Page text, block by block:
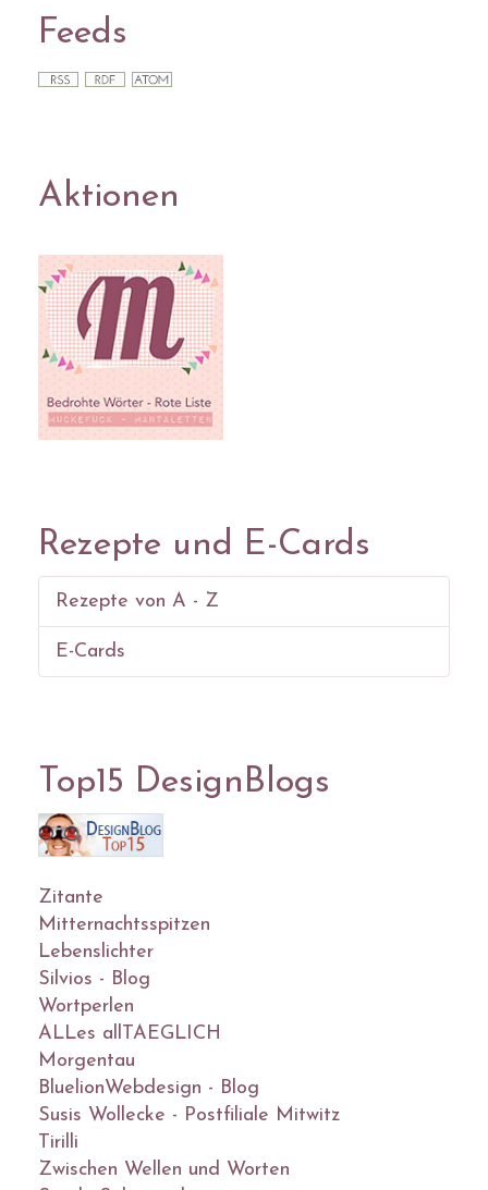
Feeds
Aktionen
Rezepte und E-Cards
Rezepte von A - Z
E-Cards
Top15 DesignBlogs
Zitante
Mitternachtsspitzen
Lebenslichter
Silvios - Blog
Wortperlen
ALLes allTAEGLICH
Morgentau
BluelionWebdesign - Blog
Susis Wollecke - Postfiliale Mitwitz
Tirilli
Zwischen Wellen und Worten